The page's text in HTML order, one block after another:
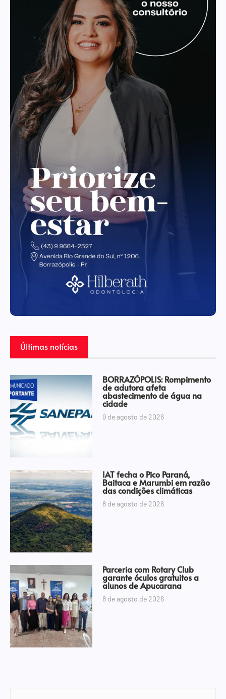
Últimas notícias
BORRAZÓPOLIS: Rompimento
de adutora afeta
abastecimento de água na
cidade
9 de agosto de 2026
IAT fecha o Pico Paraná,
Baitaca e Marumbi em razão
das condições climáticas
8 de agosto de 2026
Parceria com Rotary Club
garante óculos gratuitos a
alunos de Apucarana
8 de agosto de 2026